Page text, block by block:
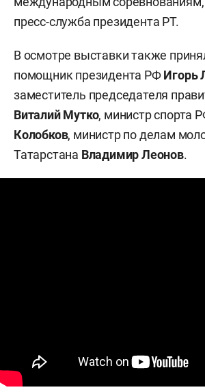
пресс-служба президента РТ.
В осмотре выставки также
помощник президента РФИгорь
заместитель председателя
Виталий Мутко, министр спорта
Колобков, министр по делам
Татарстана Владимир Леонов.